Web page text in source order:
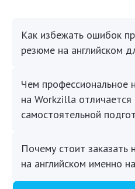
Как избежать ошибок
резюме на английском
Чем профессиональное
на Workzilla отличается
самостоятельной
Почему стоит заказать
на английском именно